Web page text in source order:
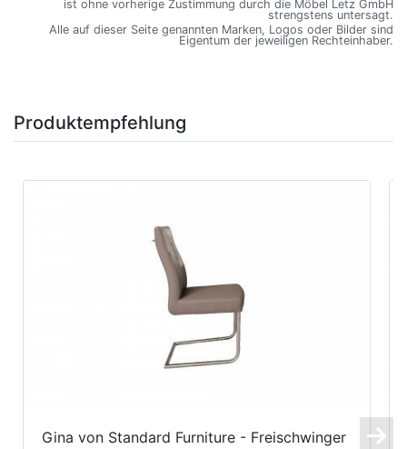
ist ohne vorherige Zustimmung durch die Möbel Letz GmbH
strengstens untersagt.
Alle auf dieser Seite genannten Marken, Logos oder Bilder sind
Eigentum der jeweiligen Rechteinhaber.
Produktempfehlung
Gina von Standard Furniture - Freischwinger